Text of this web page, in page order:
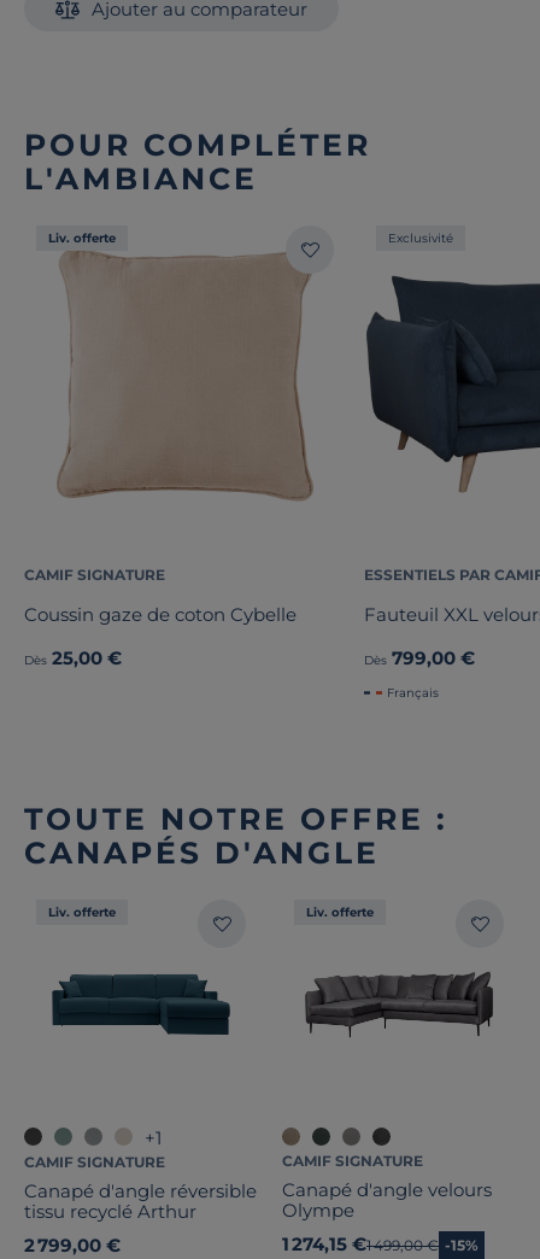
Ajouter au comparateur
POUR COMPLÉTER
L'AMBIANCE
Liv. offerte
CAMIF SIGNATURE
Coussin gaze de coton Cybelle
Dès 25,00 €
Exclusivité
ESSENTIELS PAR
Fauteuil XXL
Dès 799,00 €
Français
TOUTE NOTRE OFFRE :
CANAPÉS D'ANGLE
Liv. offerte
+1
CAMIF SIGNATURE
Canapé d'angle réversible
tissu recyclé Arthur
2 799,00 €
Liv. offerte
CAMIF SIGNATURE
Canapé d'angle velours
Olympe
1 274,15 €Ancien prix
1 499,00 € -15%